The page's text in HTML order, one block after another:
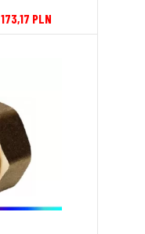
173,17 PLN